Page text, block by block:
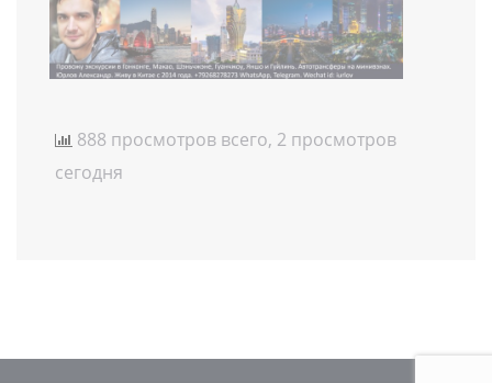
888 просмотров всего, 2 просмотров
сегодня